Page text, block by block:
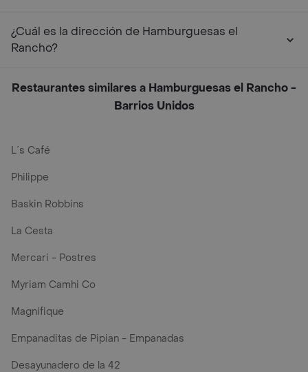
¿Cuál es la dirección de Hamburguesas el
Rancho?
Restaurantes similares a Hamburguesas el Rancho -
Barrios Unidos
L´s Café
Philippe
Baskin Robbins
La Cesta
Mercari - Postres
Myriam Camhi Co
Magnifique
Empanaditas de Pipian - Empanadas
Desayunadero de la 42